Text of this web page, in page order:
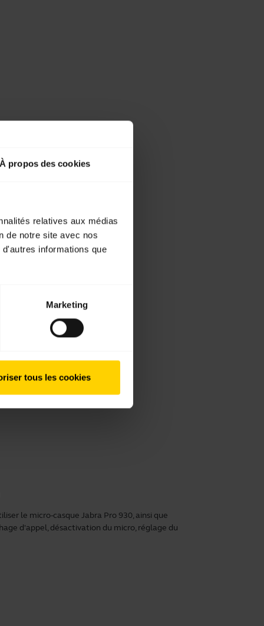
À propos des cookies
relatives aux médias
de notre site avec nos
informations que
Marketing
tous les cookies
le micro-casque Pro 930.
le micro-casque Jabra Pro 930, ainsi que
d'appel, désactivation du micro, réglage du